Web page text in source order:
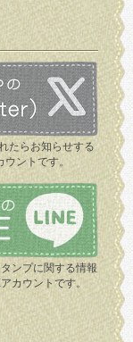
たらお知らせする
ントです。
ンプに関する情報
カウントです。